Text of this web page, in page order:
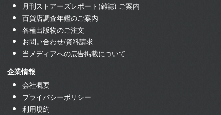
月刊ストアーズレポート(雑誌) ご案内
百貨店調査年鑑のご案内
各種出版物のご注文
お問い合わせ/資料請求
当メディアへの広告掲載について
企業情報
会社概要
プライバシーポリシー
利用規約